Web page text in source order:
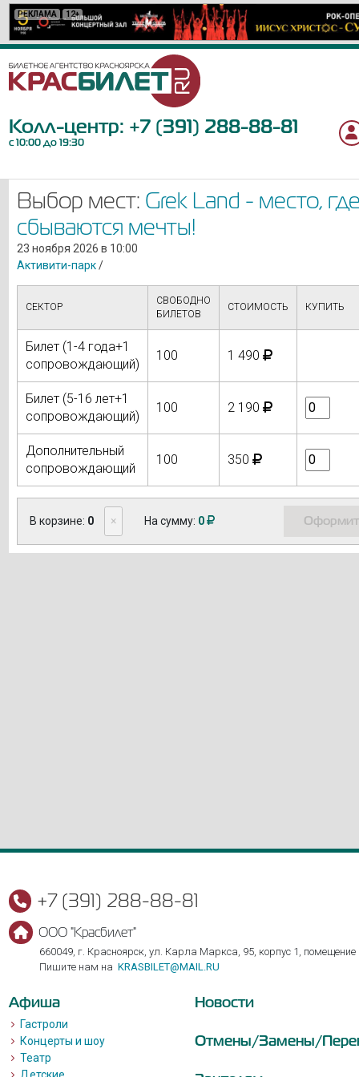
РЕКЛАМА 12+
РЕКЛАМА 12+
РЕКЛАМА 6+
РЕКЛАМА 16+
РЕКЛАМА 0+
РЕКЛАМА 18+
РЕКЛАМА 12+
РЕКЛАМА 12+
РЕКЛАМА 6+
РЕКЛАМА 12+
РЕКЛАМА 16+
РЕКЛАМА 12+
РЕКЛАМА 6+
РЕКЛАМА 12+
РЕКЛАМА 6+
РЕКЛАМА 12+
РЕКЛАМА 12+
РЕКЛАМА 6+
РЕКЛАМА 18+
РЕКЛАМА 6+
Колл-центр: +7 (391) 288-88-81
с 10:00 до 19:30
Выбор мест: Grek Land - место,
сбываются мечты!
23 ноября 2026 в 10:00
Активити-парк/
СЕКТОР
СВОБОДНО
БИЛЕТОВ
СТОИМОСТЬ КУПИТЬ
Билет (1-4 года+1
сопровождающий)
100 1 490
Билет (5-16 лет+1
сопровождающий)
100 2 190
Дополнительный
сопровождающий
100 350
В корзине: 0 × На сумму: 0
+7 (391) 288-88-81
ООО "Красбилет"
660049, г. Красноярск, ул. Карла Маркса, 95, корпус 1, помещение
Пишите нам на KRASBILET@MAIL.RU
Афиша
Гастроли
Концерты и шоу
Театр
Детские
Новости
Отмены/Замены/